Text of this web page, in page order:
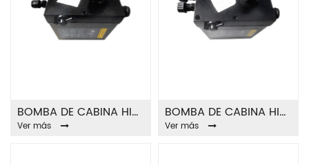
BOMBA DE CABINA HIDRÁULICA FA8201A
Ver más
BOMBA DE CABINA HIDRÁULICA FA8203A
Ver más